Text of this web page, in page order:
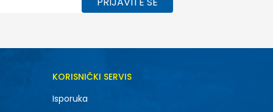
KORISNIČKI SERVIS
Isporuka